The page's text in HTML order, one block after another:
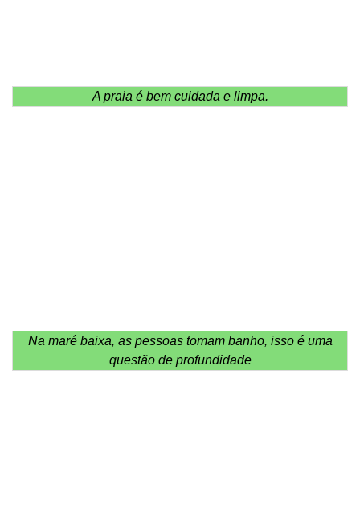
A praia é bem cuidada e limpa.
Na maré baixa, as pessoas tomam banho, isso é uma
questão de profundidade